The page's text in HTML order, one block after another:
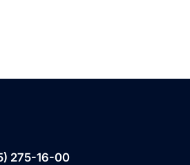
275-16-00